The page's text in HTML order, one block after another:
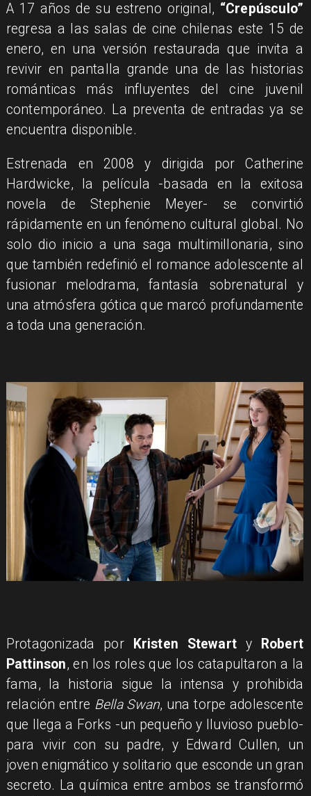
​A 17 años de su estreno original, “Crepúsculo”
regresa a las salas de cine chilenas este 15 de
enero, en una versión restaurada que invita a
revivir en pantalla grande una de las historias
románticas más influyentes del cine juvenil
contemporáneo. La preventa de entradas ya se
encuentra disponible.
Estrenada en 2008 y dirigida por Catherine
Hardwicke, la película -basada en la exitosa
novela de Stephenie Meyer- se convirtió
rápidamente en un fenómeno cultural global. No
solo dio inicio a una saga multimillonaria, sino
que también redefinió el romance adolescente al
fusionar melodrama, fantasía sobrenatural y
una atmósfera gótica que marcó profundamente
a toda una generación.
Protagonizada por Kristen Stewart y
Robert
Pattinson, en los roles que los catapultaron a la
fama, la historia sigue la intensa y prohibida
relación entre Bella Swan, una torpe adolescente
que llega a Forks -un pequeño y lluvioso pueblo-
para vivir con su padre, y Edward Cullen, un
joven enigmático y solitario que esconde un gran
secreto. La química entre ambos se transformó